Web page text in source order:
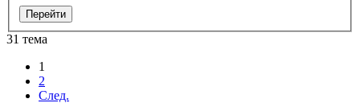
31 тема
1
2
След.